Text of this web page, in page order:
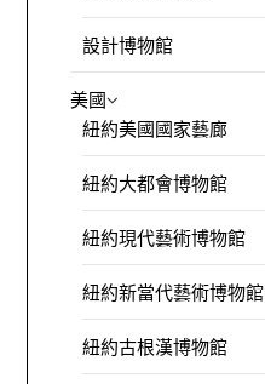
設計博物館
美國
紐約美國國家藝廊
紐約大都會博物館
紐約現代藝術博物館
紐約新當代藝術博物館
紐約古根漢博物館